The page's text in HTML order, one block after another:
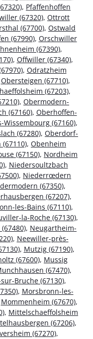
, Pfaffenhoffen
(67320), Ottrott
(67700), Ostwald
(67990), Orschwiller
(67390),
, Offwiller (67340),
, Odratzheim
Obersteigen (67710),
(67203),
, Obermodern-
(67160), Oberhoffen-
(67160),
(67280), Oberdorf-
, Obenheim
(67150), Nordheim
, Niedersoultzbach
, Niederrœdern
(67350),
(67207),
les-Bains (67110),
la-Roche (67130),
, Neugartheim-
, Neewiller-près-
, Mutzig (67190),
(67600), Mussig
(67470),
Bruche (67130),
, Morsbronn-les-
Mommenheim (67670),
, Mittelschaeffolsheim
(67206),
(67270),